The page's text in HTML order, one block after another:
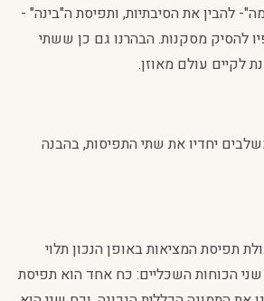
להבין את הסיבתיות, ותפיסת ה"בינה" -
להסיק מסקנות. הבהרנו גם כן ששתי
לקיים עולם מאוזן.
יחדיו את שתי התפיסות, בהבנה
תפיסת המציאות באופן הנכון תלוי
שני הכוחות השכליים: כח אחד הוא תפיסת